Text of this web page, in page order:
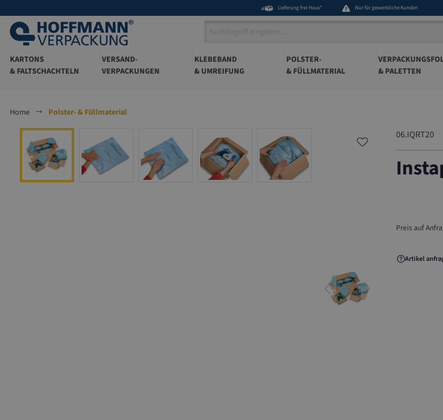
Lieferung frei Haus* Nur für gewerbliche Kunden
KARTONS
& FALTSCHACHTELN
VERSAND-
VERPACKUNGEN
KLEBEBAND
& UMREIFUNG
POLSTER-
& FÜLLMATERIAL
& PALETTEN
Home
Polster- & Füllmaterial
Bildergalerie überspringen
06.IQRT20
Preis auf
Artikel